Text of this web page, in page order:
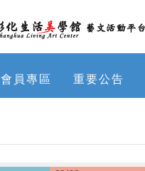
會員專區 重要公告